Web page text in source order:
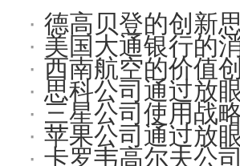
· 德高贝登的创新
· 美国大通银行的
· 西南航空的价值
· 思科公司通过放
· 三星公司使用战
· 苹果公司通过放
· 卡罗韦高尔夫公